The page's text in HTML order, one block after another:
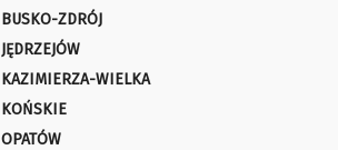
BUSKO-ZDRÓJ
JĘDRZEJÓW
KAZIMIERZA-WIELKA
KOŃSKIE
OPATÓW